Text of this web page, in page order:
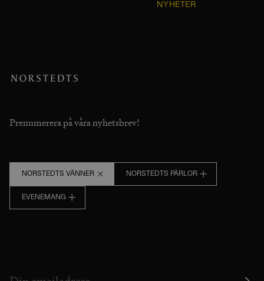
NYHETER
Prenumerera på våra nyhetsbrev!
NORSTEDTS VÄNNER NORSTEDTS PÄRLOR
EVENEMANG